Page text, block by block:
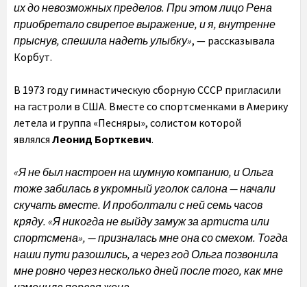
их до невозможных пределов. При этом лицо Рена
приобретало свирепое выражение, и я, внутренне
прыснув, спешила надеть улыбку», — рассказывала
Корбут.
В 1973 году гимнастическую сборную СССР пригласили
на гастроли в США. Вместе со спортсменками в Америку
летела и группа «Песняры», солистом которой
являлся Леонид Борткевич.
«Я не был настроен на шумную компанию, и Ольга
тоже забилась в укромный уголок салона — начали
скучать вместе. И проболтали с ней семь часов
кряду. «Я никогда не выйду замуж за артиста или
спортсмена», — призналась мне она со смехом. Тогда
наши пути разошлись, а через год Ольга позвонила
мне ровно через несколько дней после того, как мне